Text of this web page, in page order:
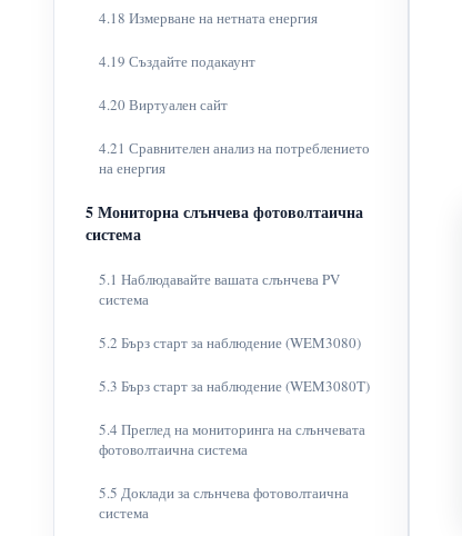
4.18 Измерване на нетната енергия
4.19 Създайте подакаунт
4.20 Виртуален сайт
4.21 Сравнителен анализ на потреблението
на енергия
5 Мониторна слънчева фотоволтаична
система
5.1 Наблюдавайте вашата слънчева PV
система
5.2 Бърз старт за наблюдение (WEM3080)
5.3 Бърз старт за наблюдение (WEM3080T)
5.4 Преглед на мониторинга на слънчевата
фотоволтаична система
5.5 Доклади за слънчева фотоволтаична
система